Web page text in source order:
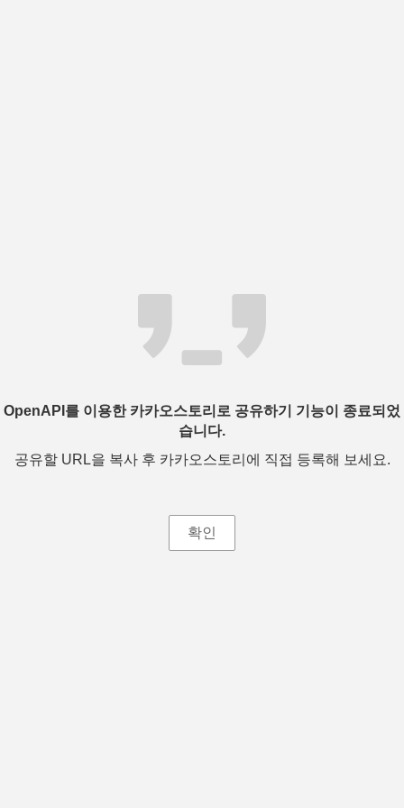
OpenAPI를 이용한 카카오스토리로 공유하기 기능이 종료되었
습니다.
공유할 URL을 복사 후 카카오스토리에 직접 등록해 보세요.
확인